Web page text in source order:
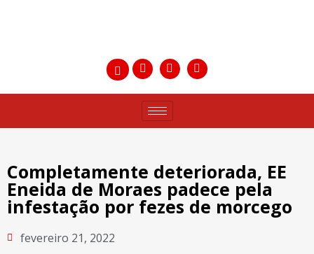
Completamente deteriorada, EE
Eneida de Moraes padece pela
infestação por fezes de morcego
fevereiro 21, 2022